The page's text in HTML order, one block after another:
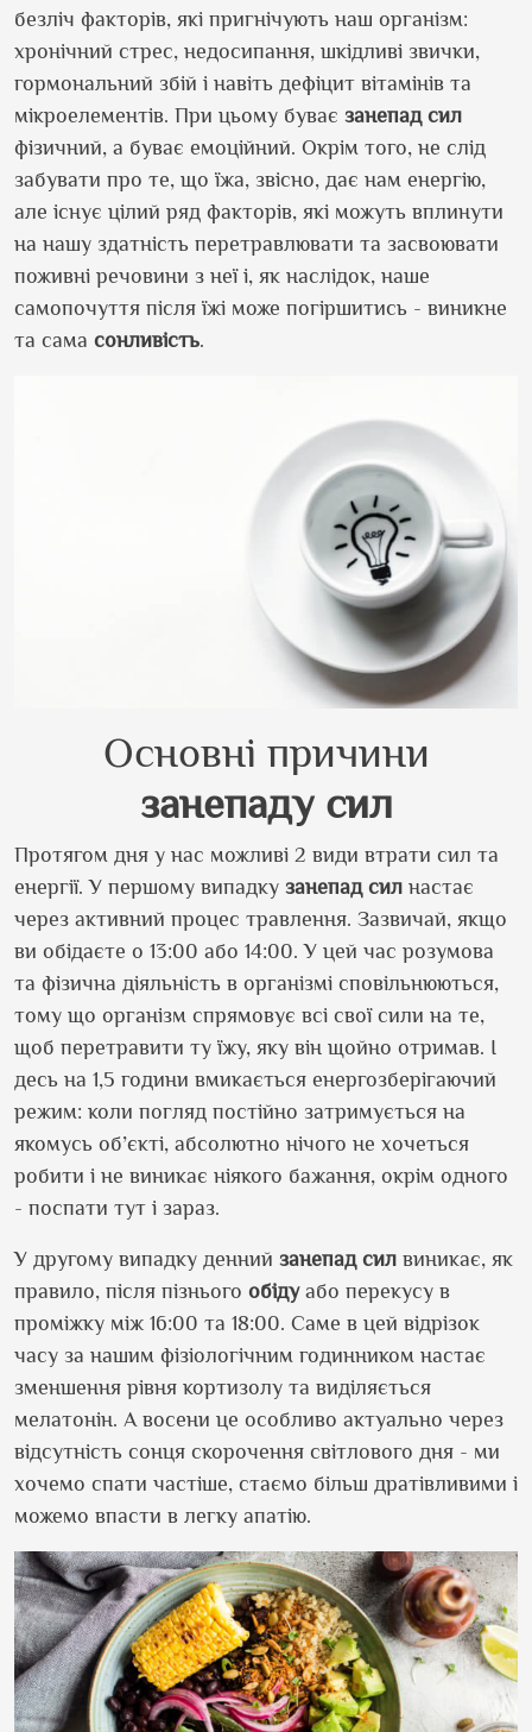
безліч факторів, які пригнічують наш організм:
хронічний стрес, недосипання, шкідливі звички,
гормональний збій і навіть дефіцит вітамінів та
мікроелементів. При цьому буває занепад сил
фізичний, а буває емоційний. Окрім того, не слід
забувати про те, що їжа, звісно, дає нам енергію,
але існує цілий ряд факторів, які можуть вплинути
на нашу здатність перетравлювати та засвоювати
поживні речовини з неї і, як наслідок, наше
самопочуття після їжі може погіршитись - виникне
та сама сонливість.
Основні причини
занепаду сил
Протягом дня у нас можливі 2 види втрати сил та
енергії. У першому випадку занепад сил настає
через активний процес травлення. Зазвичай, якщо
ви обідаєте о 13:00 або 14:00. У цей час розумова
та фізична діяльність в організмі сповільнюються,
тому що організм спрямовує всі свої сили на те,
щоб перетравити ту їжу, яку він щойно отримав. І
десь на 1,5 години вмикається енергозберігаючий
режим: коли погляд постійно затримується на
якомусь об’єкті, абсолютно нічого не хочеться
робити і не виникає ніякого бажання, окрім одного
- поспати тут і зараз.
У другому випадку денний занепад сил виникає, як
правило, після пізнього обідуабо перекусу в
проміжку між 16:00 та 18:00. Саме в цей відрізок
часу за нашим фізіологічним годинником настає
зменшення рівня кортизолу та виділяється
мелатонін. А восени це особливо актуально через
відсутність сонця скорочення світлового дня - ми
хочемо спати частіше, стаємо більш дратівливими і
можемо впасти в легку апатію.